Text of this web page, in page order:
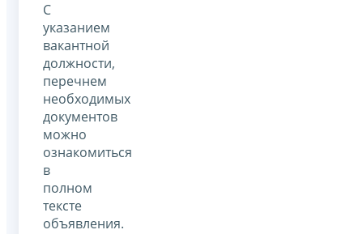
С
указанием
вакантной
должности,
перечнем
необходимых
документов
можно
ознакомиться
в
полном
тексте
объявления.